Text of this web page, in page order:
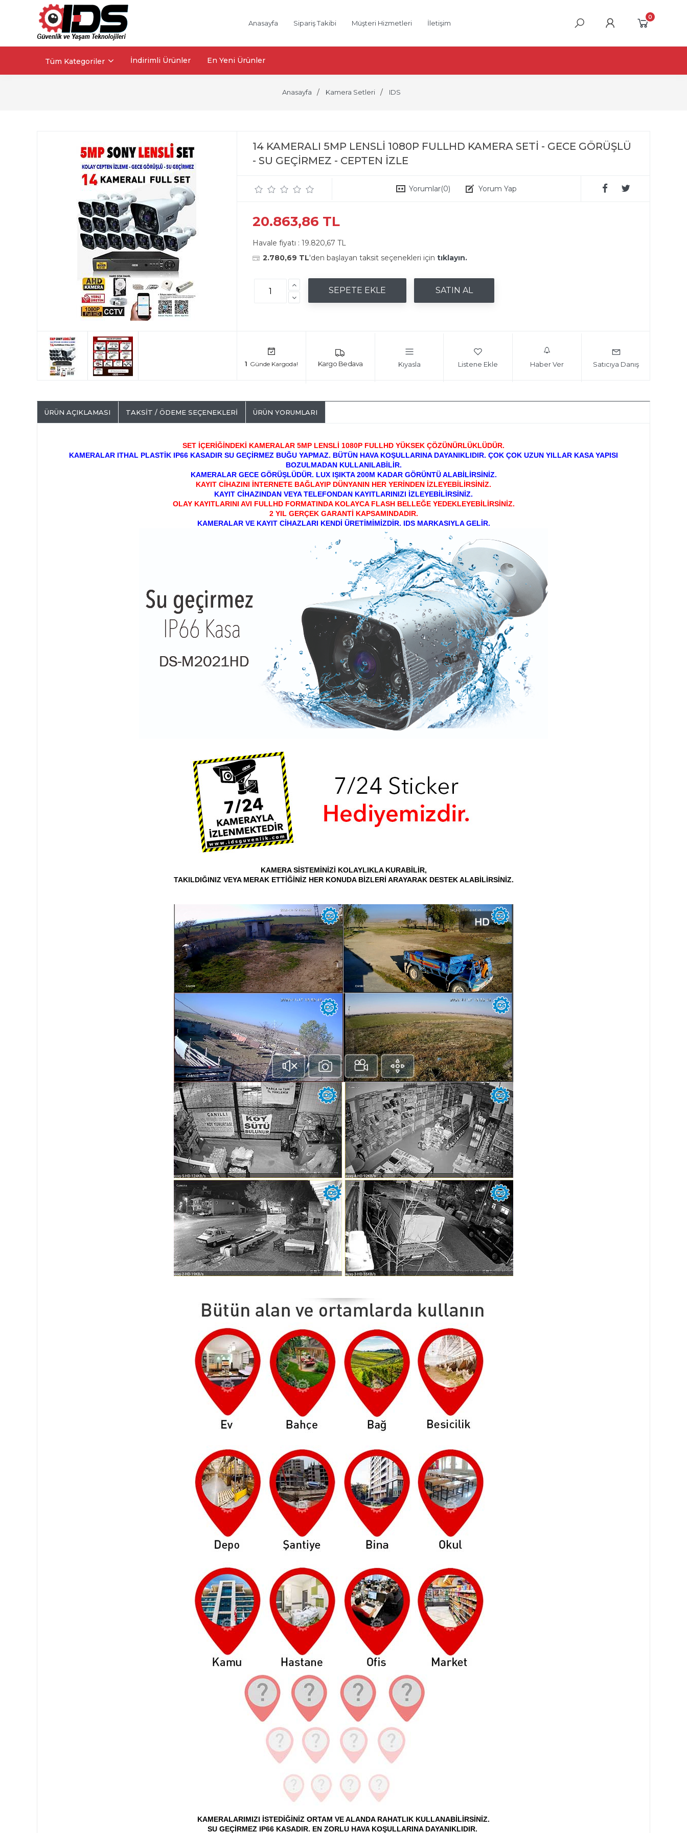
Anasayfa Sipariş Takibi Müşteri Hizmetleri İletişim
0
Tüm Kategoriler İndirimli Ürünler En Yeni Ürünler
Anasayfa Kamera Setleri IDS
14 KAMERALI 5MP LENSLİ 1080P FULLHD KAMERA SETİ - GECE GÖRÜŞLÜ
- SU GEÇİRMEZ - CEPTEN İZLE
Yorumlar(0) Yorum Yap
20.863,86 TL
Havale fiyatı : 19.820,67 TL
2.780,69 TL'den başlayan taksit seçenekleri için tıklayın.
1 Kıyasla Listene Ekle Haber Ver Satıcıya Danış
ÜRÜN AÇIKLAMASI TAKSIT / ÖDEME SEÇENEKLERI ÜRÜN YORUMLARI
SET İÇERİĞİNDEKİ KAMERALAR 5MP LENSLİ 1080P FULLHD YÜKSEK ÇÖZÜNÜRLÜKLÜDÜR.
KAMERALAR ITHAL PLASTİK IP66 KASADIR SU GEÇİRMEZ BUĞU YAPMAZ. BÜTÜN HAVA KOŞULLARINA DAYANIKLIDIR. ÇOK ÇOK UZUN YILLAR KASA YAPISI
BOZULMADAN KULLANILABİLİR.
KAMERALAR GECE GÖRÜŞLÜDÜR. LUX IŞIKTA 200M KADAR GÖRÜNTÜ ALABİLİRSİNİZ.
KAYIT CİHAZINI İNTERNETE BAĞLAYIP DÜNYANIN HER YERİNDEN İZLEYEBİLİRSİNİZ.
KAYIT CİHAZINDAN VEYA TELEFONDAN KAYITLARINIZI İZLEYEBİLİRSİNİZ.
OLAY KAYITLARINI AVI FULLHD FORMATINDA KOLAYCA FLASH BELLEĞE YEDEKLEYEBİLİRSİNİZ.
2 YIL GERÇEK GARANTİ KAPSAMINDADIR.
KAMERALAR VE KAYIT CİHAZLARI KENDİ ÜRETİMİMİZDİR. IDS MARKASIYLA GELİR.
KAMERA SİSTEMİNİZİ KOLAYLIKLA KURABİLİR,
TAKILDIĞINIZ VEYA MERAK ETTİĞİNİZ HER KONUDA BİZLERİ ARAYARAK DESTEK ALABİLİRSİNİZ.
KAMERALARIMIZI İSTEDİĞİNİZ ORTAM VE ALANDA RAHATLIK KULLANABİLİRSİNİZ.
SU GEÇİRMEZ IP66 KASADIR. EN ZORLU HAVA KOŞULLARINA DAYANIKLIDIR.